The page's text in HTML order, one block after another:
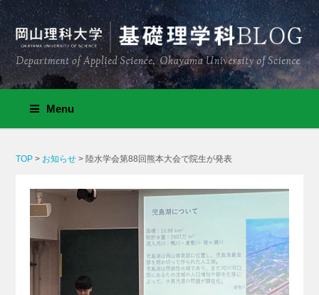
Menu
TOP > お知らせ > 陸水学会第88回熊本大会で院生が発表